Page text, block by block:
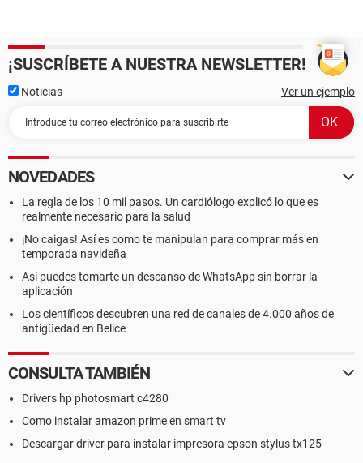
¡SUSCRÍBETE A NUESTRA NEWSLETTER!
Noticias Ver un ejemplo
NOVEDADES
La regla de los 10 mil pasos. Un cardiólogo explicó lo que es
realmente necesario para la salud
¡No caigas! Así es como te manipulan para comprar más en
temporada navideña
Así puedes tomarte un descanso de WhatsApp sin borrar la
aplicación
Los científicos descubren una red de canales de 4.000 años de
antigüedad en Belice
CONSULTA TAMBIÉN
Drivers hp photosmart c4280
Como instalar amazon prime en smart tv
Descargar driver para instalar impresora epson stylus tx125